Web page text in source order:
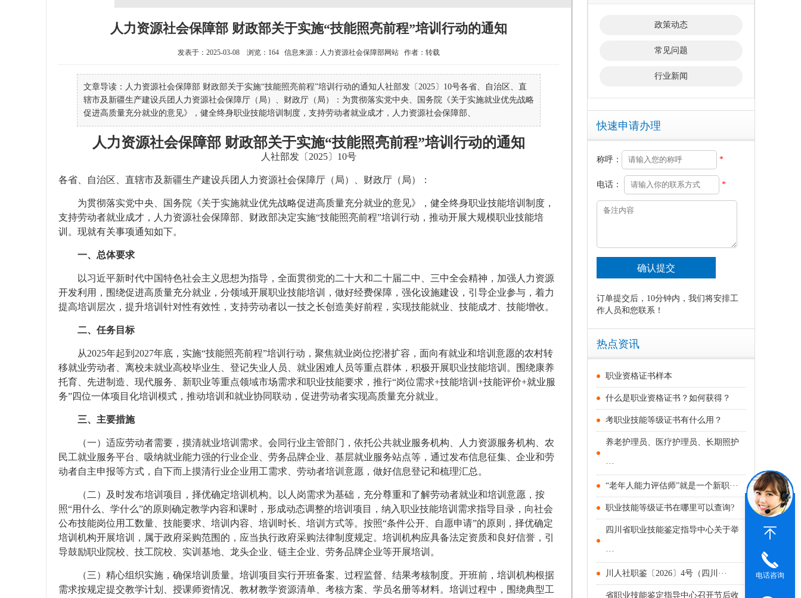
人力资源社会保障部 财政部关于实施“技能照亮前程”培训行动的通知
发表于：2025-03-08 浏览：164 信息来源：人力资源社会保障部网站 作者：转载
文章导读：人力资源社会保障部 财政部关于实施“技能照亮前程”培训行动的通知人社部发〔2025〕10号各省、自治区、直
辖市及新疆生产建设兵团人力资源社会保障厅（局）、财政厅（局）：为贯彻落实党中央、国务院《关于实施就业优先战略
促进高质量充分就业的意见》，健全终身职业技能培训制度，支持劳动者就业成才，人力资源社会保障部、
人力资源社会保障部 财政部关于实施“技能照亮前程”培训行动的通知
人社部发〔2025〕10号
各省、自治区、直辖市及新疆生产建设兵团人力资源社会保障厅（局）、财政厅（局）：
为贯彻落实党中央、国务院《关于实施就业优先战略促进高质量充分就业的意见》，健全终身职业技能培训制度，
支持劳动者就业成才，人力资源社会保障部、财政部决定实施“技能照亮前程”培训行动，推动开展大规模职业技能培
训。现就有关事项通知如下。
一、总体要求
以习近平新时代中国特色社会主义思想为指导，全面贯彻党的二十大和二十届二中、三中全会精神，加强人力资源
开发利用，围绕促进高质量充分就业，分领域开展职业技能培训，做好经费保障，强化设施建设，引导企业参与，着力
提高培训层次，提升培训针对性有效性，支持劳动者以一技之长创造美好前程，实现技能就业、技能成才、技能增收。
二、任务目标
从2025年起到2027年底，实施“技能照亮前程”培训行动，聚焦就业岗位挖潜扩容，面向有就业和培训意愿的农村转
移就业劳动者、离校未就业高校毕业生、登记失业人员、就业困难人员等重点群体，积极开展职业技能培训。围绕康养
托育、先进制造、现代服务、新职业等重点领域市场需求和职业技能要求，推行“岗位需求+技能培训+技能评价+就业服
务”四位一体项目化培训模式，推动培训和就业协同联动，促进劳动者实现高质量充分就业。
三、主要措施
（一）适应劳动者需要，摸清就业培训需求。会同行业主管部门，依托公共就业服务机构、人力资源服务机构、农
民工就业服务平台、吸纳就业能力强的行业企业、劳务品牌企业、基层就业服务站点等，通过发布信息征集、企业和劳
动者自主申报等方式，自下而上摸清行业企业用工需求、劳动者培训意愿，做好信息登记和梳理汇总。
（二）及时发布培训项目，择优确定培训机构。以人岗需求为基础，充分尊重和了解劳动者就业和培训意愿，按
照“用什么、学什么”的原则确定教学内容和课时，形成动态调整的培训项目，纳入职业技能培训需求指导目录，向社会
公布技能岗位用工数量、技能要求、培训内容、培训时长、培训方式等。按照“条件公开、自愿申请”的原则，择优确定
培训机构开展培训，属于政府采购范围的，应当执行政府采购法律制度规定。培训机构应具备法定资质和良好信誉，引
导鼓励职业院校、技工院校、实训基地、龙头企业、链主企业、劳务品牌企业等开展培训。
（三）精心组织实施，确保培训质量。培训项目实行开班备案、过程监督、结果考核制度。开班前，培训机构根据
需求按规定提交教学计划、授课师资情况、教材教学资源清单、考核方案、学员名册等材料。培训过程中，围绕典型工
政策动态
常见问题
行业新闻
快速申请办理
称呼： *
电话： *
订单提交后，10分钟内，我们将安排工
作人员和您联系！
热点资讯
职业资格证书样本
什么是职业资格证书？如何获得？
考职业技能等级证书有什么用？
养老护理员、医疗护理员、长期照护
···
“老年人能力评估师”就是一个新职···
职业技能等级证书在哪里可以查询?
四川省职业技能鉴定指导中心关于举
···
川人社职鉴〔2026〕4号（四川···
省职业技能鉴定指导中心召开节后收
电话咨询